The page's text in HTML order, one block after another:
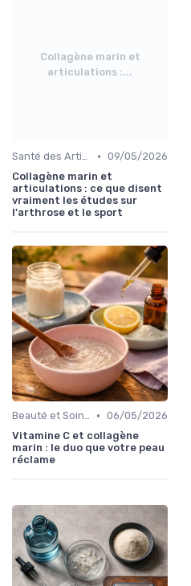
Collagène marin et
articulations :...
Santé des Articulations • 09/05/2026
Collagène marin et
articulations : ce que disent
vraiment les études sur
l'arthrose et le sport
Beauté et Soins de la Peau • 06/05/2026
Vitamine C et collagène
marin : le duo que votre peau
réclame